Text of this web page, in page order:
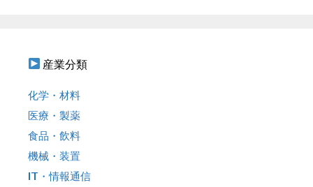
産業分類
化学・材料
医療・製薬
食品・飲料
機械・装置
IT・情報通信